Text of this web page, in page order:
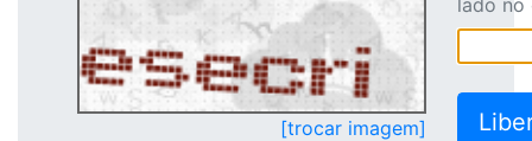
[trocar imagem]
lado no